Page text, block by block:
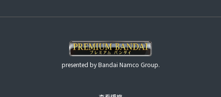
presented by Bandai Namco Group.